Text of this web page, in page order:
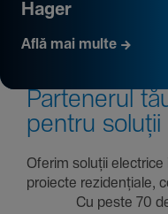
Hager
Află mai multe
Parte­nerul
pentru soluții
Oferim soluții
proiecte
Cu peste 70 de